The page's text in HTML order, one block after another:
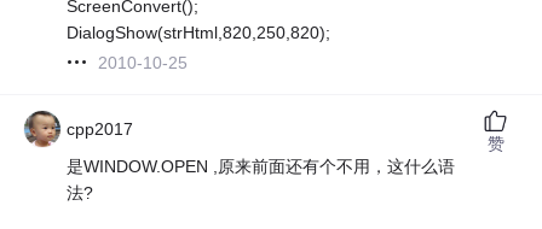
ScreenConvert();
DialogShow(strHtml,820,250,820);
2010-10-25
cpp2017
是WINDOW.OPEN ,原来前面还有个不用，这什么语
法?
赞